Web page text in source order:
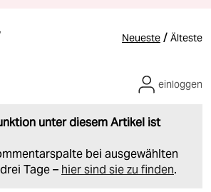
Neueste / Älteste
unter diesem Artikel ist
bei ausgewählten
Tage – hier sind sie zu finden.
einloggen